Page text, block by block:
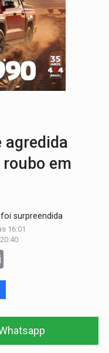
no peito durante briga
apreendem 12 kg de skunk e arma que
do CV são presos com armas e drogas
As Marias Somos Nós será
agredida
em
surpreendida
16:01